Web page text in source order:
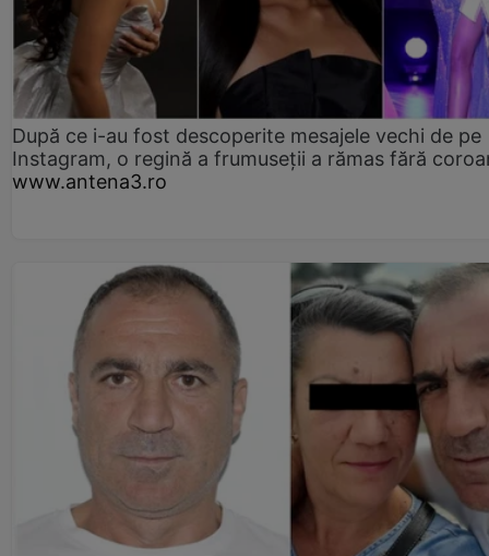
După ce i-au fost descoperite mesajele vechi de pe
Instagram, o regină a frumuseții a rămas fără
www.antena3.ro